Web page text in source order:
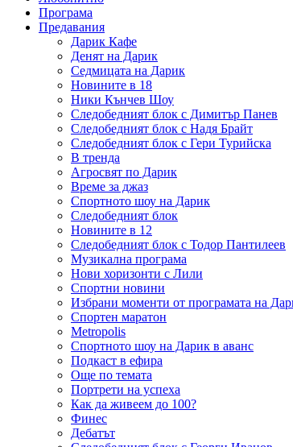
Програма
Предавания
Дарик Кафе
Денят на Дарик
Седмицата на Дарик
Новините в 18
Ники Кънчев Шоу
Следобедният блок с Димитър Панев
Следобедният блок с Надя Брайт
Следобедният блок с Гери Турийска
В тренда
Агросвят по Дарик
Време за джаз
Спортното шоу на Дарик
Следобедният блок
Новините в 12
Следобедният блок с Тодор Пантилеев
Музикална програма
Нови хоризонти с Лили
Спортни новини
Избрани моменти от програмата на
Спортен маратон
Metropolis
Спортното шоу на Дарик в аванс
Подкаст в ефира
Още по темата
Портрети на успеха
Как да живеем до 100?
Финес
Дебатът